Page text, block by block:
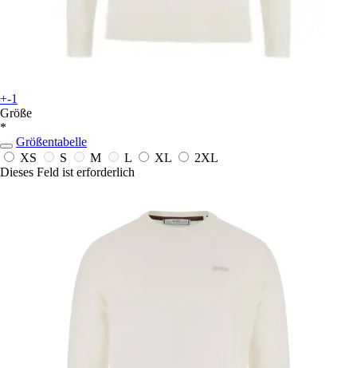
+-1
Größe
*
Größentabelle
XS
S M L XL
2XL
Dieses Feld ist erforderlich